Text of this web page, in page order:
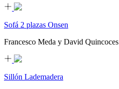
Sofá 2 plazas Onsen
Francesco Meda y David Quincoces
Sillón Lademadera